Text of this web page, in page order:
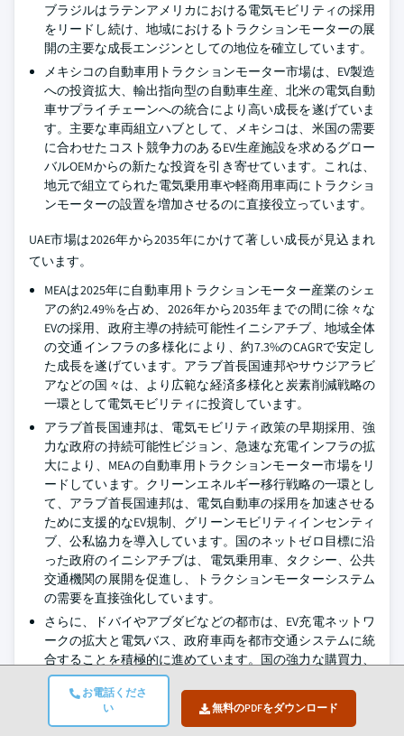
お電話くださ
い
無料のPDFをダウンロード
ブラジルはラテンアメリカにおける電気モビリティの採用
をリードし続け、地域におけるトラクションモーターの展
開の主要な成長エンジンとしての地位を確立しています。
メキシコの自動車用トラクションモーター市場は、EV製造
への投資拡大、輸出指向型の自動車生産、北米の電気自動
車サプライチェーンへの統合により高い成長を遂げていま
す。主要な車両組立ハブとして、メキシコは、米国の需要
に合わせたコスト競争力のあるEV生産施設を求めるグロー
バルOEMからの新たな投資を引き寄せています。これは、
地元で組立てられた電気乗用車や軽商用車両にトラクショ
ンモーターの設置を増加させるのに直接役立っています。
UAE市場は2026年から2035年にかけて著しい成長が見込まれ
ています。
MEAは2025年に自動車用トラクションモーター産業のシェ
アの約2.49%を占め、2026年から2035年までの間に徐々な
EVの採用、政府主導の持続可能性イニシアチブ、地域全体
の交通インフラの多様化により、約7.3%のCAGRで安定し
た成長を遂げています。アラブ首長国連邦やサウジアラビ
アなどの国々は、より広範な経済多様化と炭素削減戦略の
一環として電気モビリティに投資しています。
アラブ首長国連邦は、電気モビリティ政策の早期採用、強
力な政府の持続可能性ビジョン、急速な充電インフラの拡
大により、MEAの自動車用トラクションモーター市場をリ
ードしています。クリーンエネルギー移行戦略の一環とし
て、アラブ首長国連邦は、電気自動車の採用を加速させる
ために支援的なEV規制、グリーンモビリティインセンティ
ブ、公私協力を導入しています。国のネットゼロ目標に沿
った政府のイニシアチブは、電気乗用車、タクシー、公共
交通機関の展開を促進し、トラクションモーターシステム
の需要を直接強化しています。
さらに、ドバイやアブダビなどの都市は、EV充電ネットワ
ークの拡大と電気バス、政府車両を都市交通システムに統
合することを積極的に進めています。国の強力な購買力、
高い車両更新率、スマートモビリティソリューションへの
注目は、プレミアムEVの採用をさらに支援しています。グ
ローバル自動車メーカーや技術提供者との戦略的パートナ